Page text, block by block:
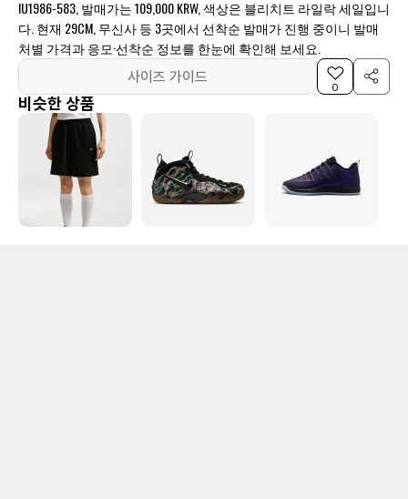
IU1986-583, 발매가는 109,000 KRW, 색상은 블리치트 라일락 세일입니
다. 현재 29CM, 무신사 등 3곳에서 선착순 발매가 진행 중이니 발매
처별 가격과 응모·선착순 정보를 한눈에 확인해 보세요.
사이즈 가이드
0
비슷한 상품